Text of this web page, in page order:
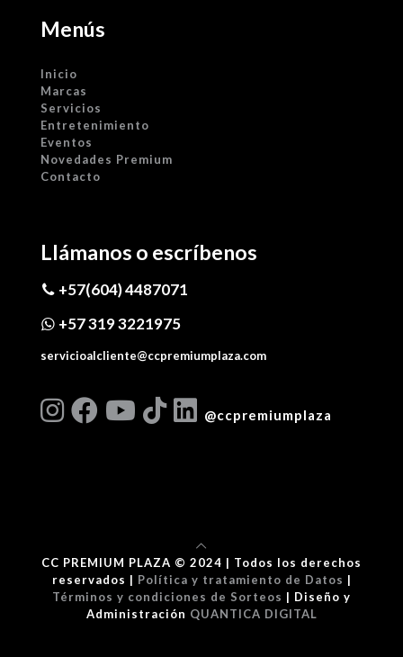
Menús
Inicio
Marcas
Servicios
Entretenimiento
Eventos
Novedades Premium
Contacto
Llámanos o escríbenos
+57(604) 4487071
+57 319 3221975
servicioalcliente@ccpremiumplaza.com
@ccpremiumplaza
CC PREMIUM PLAZA © 2024 | Todos los derechos
reservados | Política y tratamiento de Datos |
Términos y condiciones de Sorteos | Diseño y
Administración QUANTICA DIGITAL